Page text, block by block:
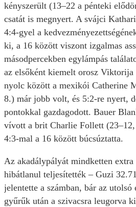
kényszerült (13–22 a pénteki
csatát is megnyert. A svájci
4:4-gyel a
ki, a 16 között viszont izgalmas
másodpercekben egylámpás
az elsőként kiemelt orosz
nyolc között a mexikói Catherine
8.) már jobb volt, és 5:2-re nyert,
pontokkal gazdagodott. Bauer
vívott a brit Charlie Follett
4:3-mal a 16 között búcsúztatta.
Az akadálypályát mindketten
hibátlanul teljesítették – Guzi
jelentette a számban, bár az
gyűrűk után a szivacsra leugorva